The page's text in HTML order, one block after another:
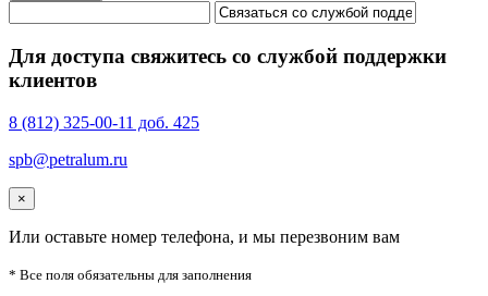
Для доступа свяжитесь со службой поддержки
клиентов
8 (812) 325-00-11 доб. 425
spb@petralum.ru
×
Или оставьте номер телефона, и мы перезвоним вам
* Все поля обязательны для заполнения